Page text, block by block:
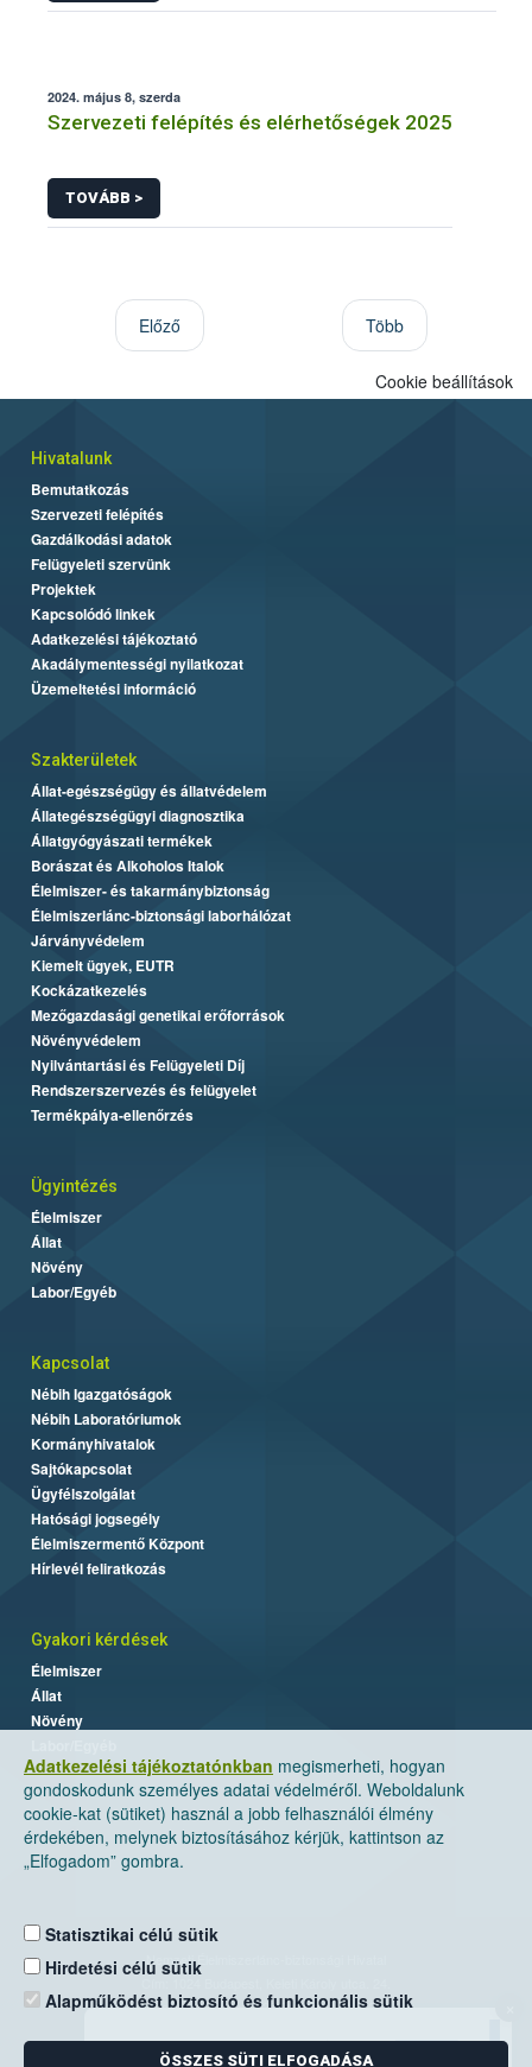
2024. május 8, szerda
Szervezeti felépítés és elérhetőségek 2025
TOVÁBB >
Előző Több
Adatkezelési tájékoztatónkban megismerheti, hogyan
gondoskodunk személyes adatai védelméről. Weboldalunk
cookie-kat (sütiket) használ a jobb felhasználói élmény
érdekében, melynek biztosításához kérjük, kattintson az
„Elfogadom” gombra.
Statisztikai célú sütik
Hirdetési célú sütik
Alapműködést biztosító és funkcionális sütik
ÖSSZES SÜTI ELFOGADÁSA
Cookie beállítások
Hivatalunk
Bemutatkozás
Szervezeti felépítés
Gazdálkodási adatok
Felügyeleti szervünk
Projektek
Kapcsolódó linkek
Adatkezelési tájékoztató
Akadálymentességi nyilatkozat
Üzemeltetési információ
Szakterületek
Állat-egészségügy és állatvédelem
Állategészségügyi diagnosztika
Állatgyógyászati termékek
Borászat és Alkoholos Italok
Élelmiszer- és takarmánybiztonság
Élelmiszerlánc-biztonsági laborhálózat
Járványvédelem
Kiemelt ügyek, EUTR
Kockázatkezelés
Mezőgazdasági genetikai erőforrások
Növényvédelem
Nyilvántartási és Felügyeleti Díj
Rendszerszervezés és felügyelet
Termékpálya-ellenőrzés
Ügyintézés
Élelmiszer
Állat
Növény
Labor/Egyéb
Kapcsolat
Nébih Igazgatóságok
Nébih Laboratóriumok
Kormányhivatalok
Sajtókapcsolat
Ügyfélszolgálat
Hatósági jogsegély
Élelmiszermentő Központ
Hírlevél feliratkozás
Gyakori kérdések
Élelmiszer
Állat
Növény
Nemzeti Élelmiszerlánc-biztonsági Hivatal
Levelezési cím: 1525 Budapest. Pf. 30.